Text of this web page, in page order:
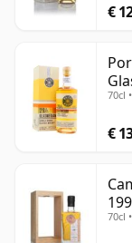
€
70cl
€
70cl